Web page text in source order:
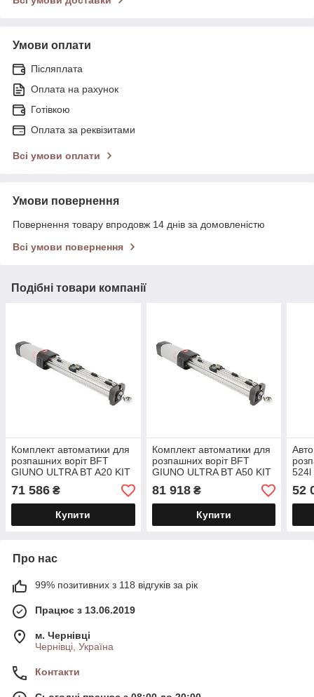
Умови оплати
Післяплата
Оплата на рахунок
Готівкою
Оплата за реквізитами
Всі умови оплати
Умови повернення
Повернення товару впродовж 14 днів за домовленістю
Всі умови повернення
Подібні товари компанії
Комплект автоматики для
розпашних воріт BFT
GIUNO ULTRA BT A20 KIT
71 586 ₴
Купити
Комплект автоматики для
розпашних воріт BFT
GIUNO ULTRA BT A50 KIT
81 918₴
Купити
524l
52
Про нас
99% позитивних з 118 відгуків за рік
Працює з 13.06.2019
м. Чернівці
Чернівці, Україна
Контакти